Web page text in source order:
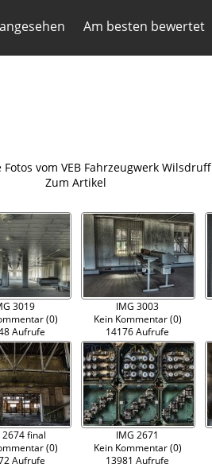
Am besten bewertet
vom VEB Fahrzeugwerk Wilsdruff
Zum Artikel
3019
(0)
Aufrufe
IMG 3003
Kein Kommentar (0)
14176 Aufrufe
2674 final
(0)
Aufrufe
IMG 2671
Kein Kommentar (0)
13981 Aufrufe